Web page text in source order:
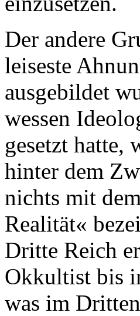
Der andere
leiseste
ausgebildet
wessen
gesetzt hatte,
hinter dem
nichts mit
Realität«
Dritte Reich
Okkultist bis
was im